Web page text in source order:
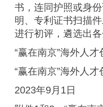
书，连同护照或身
明、专利证书扫描
进行初评，遴选出
“赢在南京”海外人
“赢在南京”海外人
2023年9月1日